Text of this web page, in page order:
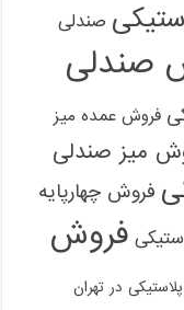
صندلی
صندلی
فروش عمده میز
میز صندلی
فروش چهارپایه
فروش
در تهران